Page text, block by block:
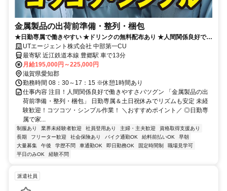
金属製品の出荷前準備・整列・梱包
★日勤専属で働きやすい ★ドリンクの無料配布あり ★人間関係良好で働
きやすさバツグン
UTエージェント株式会社 中部第一CU
最寄駅 近江鉄道本線 豊郷駅 車で13分
月給195,000円～225,000円
滋賀県愛知郡
勤務時間 08：30～17：15 ※休憩1時間あり
仕事内容 注目！人間関係良好で働きやすさバツグン 「金属製品の出
荷前準備・整列・梱包」 日勤専属＆土日祝休みでリズムも安定 未経
験歓迎！コツコツ・シンプル作業！ ＼おすすめポイント／ ◎日勤専
属で家...
制服あり 業界未経験者歓迎 社員登用あり 主婦・主夫歓迎
資格取得支援あり
長期
フリーター歓迎 社会保険あり バイク通勤OK 給料前払いOK
早朝
大量募集
午後 学歴不問 車通勤OK 即日勤務OK 固定時間制
職場見学可
平日のみOK
経験不問
派遣社員